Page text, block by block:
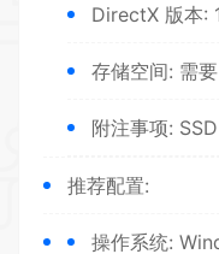
DirectX 版本:
存储空间: 需
附注事项:
推荐配置:
操作系统: